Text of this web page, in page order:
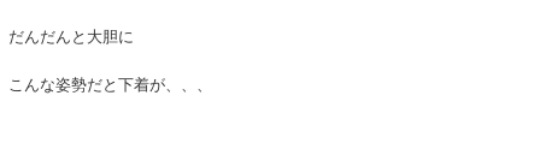
だんだんと大胆に
こんな姿勢だと下着が、、、